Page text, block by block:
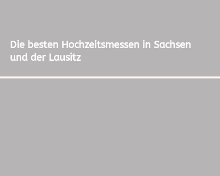
Die besten Hochzeitsmessen in Sachsen
und der Lausitz